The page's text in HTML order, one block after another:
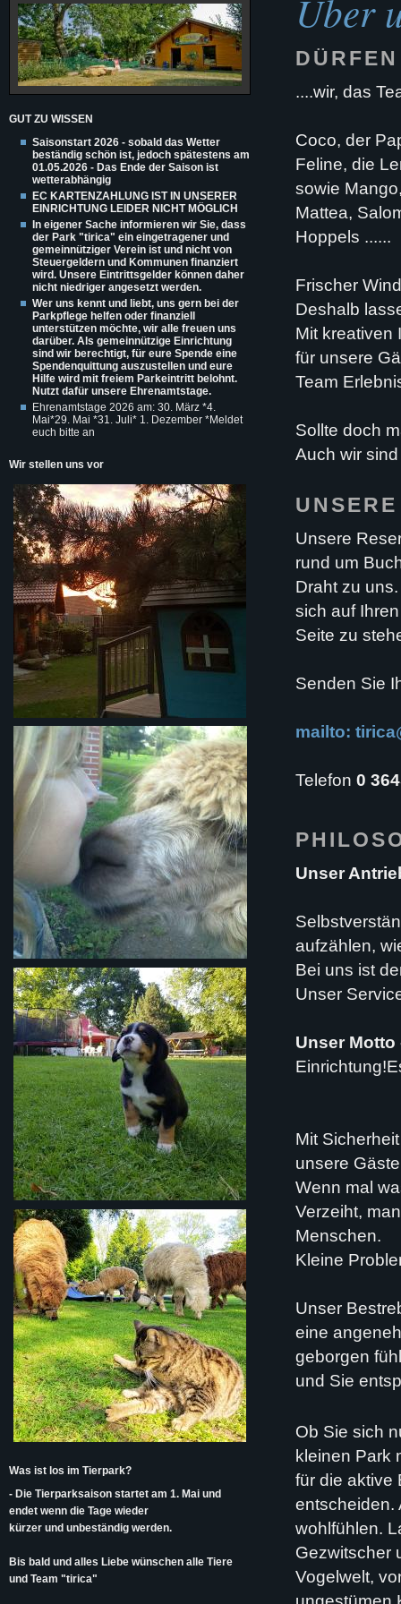
GUT ZU WISSEN
Saisonstart 2026 - sobald das Wetter
beständig schön ist, jedoch spätestens am
01.05.2026 - Das Ende der Saison ist
wetterabhängig
EC KARTENZAHLUNG IST IN UNSERER
EINRICHTUNG LEIDER NICHT MÖGLICH
In eigener Sache informieren wir Sie, dass
der Park "tirica" ein eingetragener und
gemeinnütziger Verein ist und nicht von
Steuergeldern und Kommunen finanziert
wird. Unsere Eintrittsgelder können daher
nicht niedriger angesetzt werden.
Wer uns kennt und liebt, uns gern bei der
Parkpflege helfen oder finanziell
unterstützen möchte, wir alle freuen uns
darüber. Als gemeinnützige Einrichtung
sind wir berechtigt, für eure Spende eine
Spendenquittung auszustellen und eure
Hilfe wird mit freiem Parkeintritt belohnt.
Nutzt dafür unsere Ehrenamtstage.
Ehrenamtstage 2026 am: 30. März *4.
Mai*29. Mai *31. Juli* 1. Dezember *Meldet
euch bitte an
Wir stellen uns vor
Was ist los im Tierpark?
- Die Tierparksaison startet am 1. Mai und
endet wenn die Tage wieder
kürzer und unbeständig werden.
Bis bald und alles Liebe wünschen alle Tiere
und Team "tirica"
Über
....wir, das
Coco, der
Feline, die
sowie
Mattea,
Hoppels ......
Frischer
Deshalb
Mit kreativen
für unsere
Team
Sollte doch
Auch wir
Unsere
rund um
Draht zu
sich auf
Seite zu
Senden Sie
mailto:
Telefon 0
Unser
aufzählen,
Bei uns ist
Unser
Unser Motto
Mit
unsere
Wenn mal
Verzeiht,
Menschen.
Kleine
Unser
eine
geborgen
und Sie
Ob Sie sich
kleinen Park
für die aktive
entscheiden.
wohlfühlen.
Gezwitscher
Vogelwelt,